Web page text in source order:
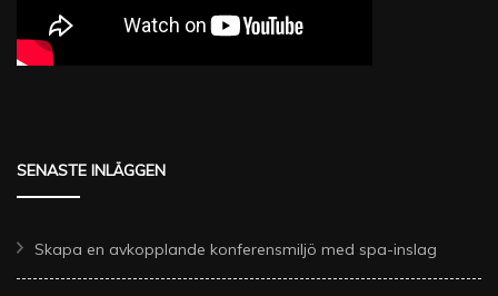
SENASTE INLÄGGEN
Skapa en avkopplande konferensmiljö med spa-inslag